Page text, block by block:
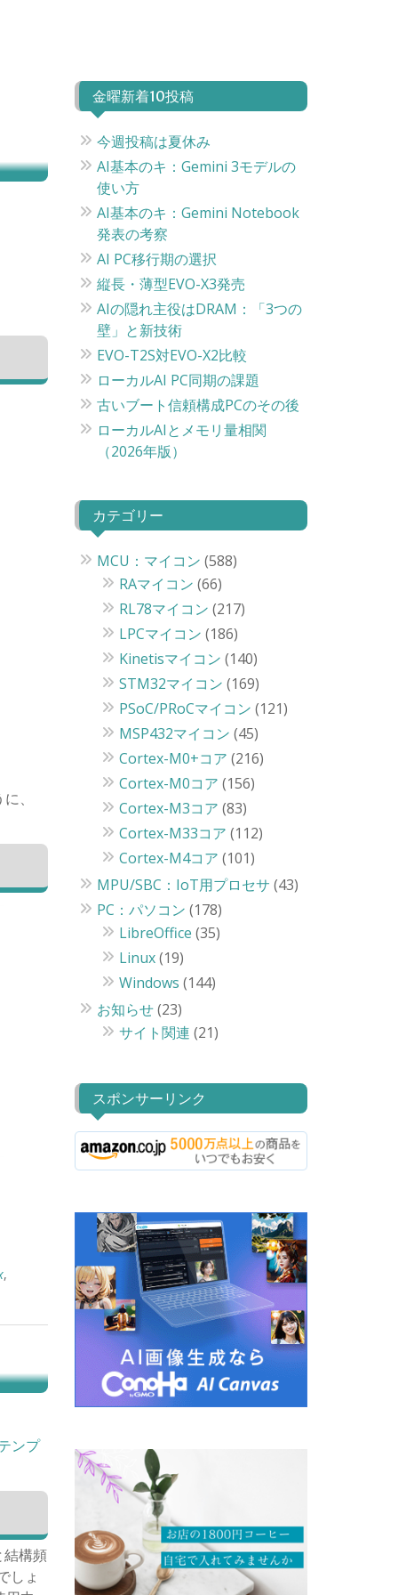
、
,
ンプ
構頻
しょ
金曜新着10投稿
今週投稿は夏休み
AI基本のキ：Gemini 3モデルの
使い方
AI基本のキ：Gemini Notebook
発表の考察
AI PC移行期の選択
縦長・薄型EVO-X3発売
AIの隠れ主役はDRAM：「3つの
壁」と新技術
EVO-T2S対EVO-X2比較
ローカルAI PC同期の課題
古いブート信頼構成PCのその後
ローカルAIとメモリ量相関
（2026年版）
カテゴリー
MCU：マイコン (588)
RAマイコン (66)
RL78マイコン (217)
LPCマイコン (186)
Kinetisマイコン (140)
STM32マイコン (169)
PSoC/PRoCマイコン (121)
MSP432マイコン (45)
Cortex-M0+コア (216)
Cortex-M0コア (156)
Cortex-M3コア (83)
Cortex-M33コア (112)
Cortex-M4コア (101)
MPU/SBC：IoT用プロセサ (43)
PC：パソコン (178)
LibreOffice (35)
Linux(19)
Windows (144)
お知らせ(23)
サイト関連 (21)
スポンサーリンク